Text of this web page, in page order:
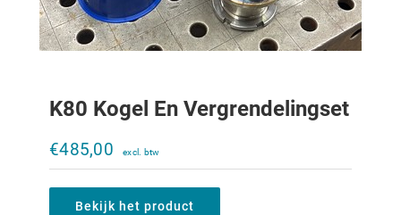
K80 Kogel En Vergrendelingset
€485,00
Bekijk het product
€750,00